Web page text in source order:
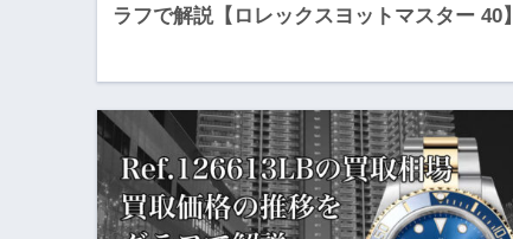
ラフで解説【ロレックスヨットマスター 40】